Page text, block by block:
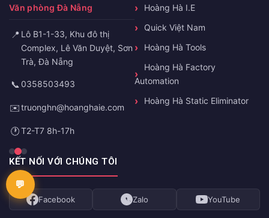
Văn phòng Đà Nẵng
📍 Lô B1-1-33, Khu đô thị
Complex, Lê Văn Duyệt, Sơn
Trà, Đà Nẵng
📞 0358503493
✉️truonghn@hoanghaie.com
🕐T2-T7 8h-17h
Hoàng Hà I.E
Quick Việt Nam
Hoàng Hà Tools
Hoàng Hà Factory
Automation
Hoàng Hà Static Eliminator
KẾT NỐI VỚI CHÚNG TÔI
Facebook Zalo YouTube